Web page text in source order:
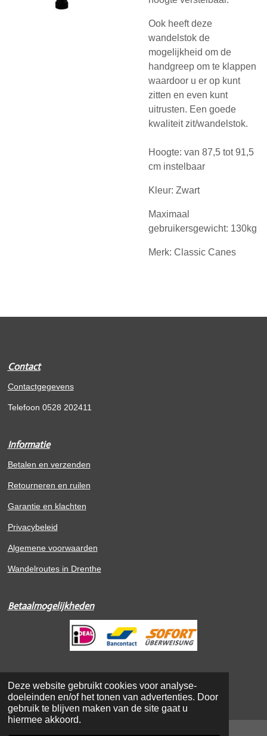
Deze website gebruikt cookies voor analyse-
doeleinden en/of het tonen van advertenties. Door
gebruik te blijven maken van de site gaat u
hiermee akkoord.
Ook heeft deze
wandelstok de
mogelijkheid om de
handgreep om te klappen
waardoor u er op kunt
zitten en even kunt
uitrusten. Een goede
kwaliteit zit/wandelstok.
Hoogte: van 87,5 tot 91,5
cm instelbaar
Kleur: Zwart
Maximaal
gebruikersgewicht: 130kg
Merk: Classic Canes
Contact
Contactgegevens
Telefoon 0528 202411
Informatie
Betalen en verzenden
Retourneren en ruilen
Garantie en klachten
Privacybeleid
Algemene voorwaarden
Wandelroutes in Drenthe
Betaalmogelijkheden
© 2021 - 2026 De Wandelstok
Powered byJouwWeb